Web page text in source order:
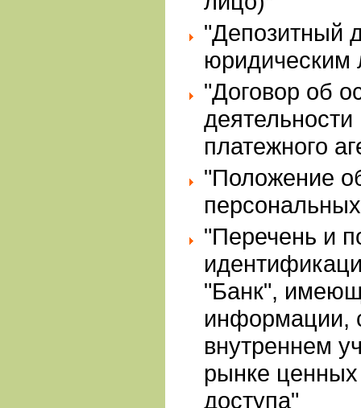
"Депозитный
юридическим
"Договор об
деятельности
платежного
"Положение
"Перечень и
"Банк",
информации,
внутреннем
рынке ценных
доступа"